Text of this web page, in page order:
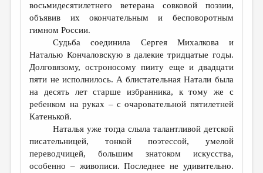
восьмидесятилетнего ветерана совковой поэзии,
объявив их окончательным и бесповоротным
гимном России.
Судьба соединила Сергея Михалкова и
Наталью Кончаловскую в далекие тридцатые годы.
Долговязому, остроносому пииту еще и двадцати
пяти не исполнилось. А блистательная Натали была
на десять лет старше избранника, к тому же с
ребенком на руках – с очаровательной пятилетней
Катенькой.
Наталья уже тогда слыла талантливой детской
писательницей, тонкой поэтессой, умелой
переводчицей, большим знатоком искусства,
особенно – живописи. Последнее не удивительно.